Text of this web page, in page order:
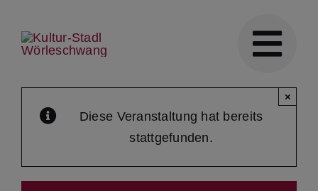
content
Diese Veranstaltung hat bereits
stattgefunden.
×